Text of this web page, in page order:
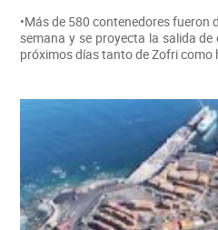
•Más de 580 contenedores
semana y se proyecta la salida
próximos días tanto de Zofri como